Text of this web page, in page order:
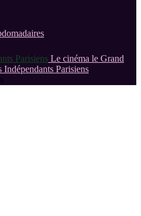
Le cinéma le Grand
Parisiens